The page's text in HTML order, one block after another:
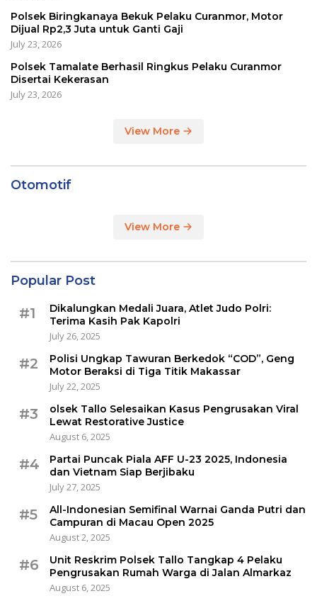
Polsek Biringkanaya Bekuk Pelaku Curanmor, Motor
Dijual Rp2,3 Juta untuk Ganti Gaji
July 23, 2026
Polsek Tamalate Berhasil Ringkus Pelaku Curanmor
Disertai Kekerasan
July 23, 2026
View More
Otomotif
View More
Popular Post
#1
Dikalungkan Medali Juara, Atlet Judo Polri:
Terima Kasih Pak Kapolri
July 26, 2025
#2
Polisi Ungkap Tawuran Berkedok “COD”, Geng
Motor Beraksi di Tiga Titik Makassar
July 22, 2025
#3
olsek Tallo Selesaikan Kasus Pengrusakan Viral
Lewat Restorative Justice
August 6, 2025
#4
Partai Puncak Piala AFF U-23 2025, Indonesia
dan Vietnam Siap Berjibaku
July 27, 2025
#5
All-Indonesian Semifinal Warnai Ganda Putri dan
Campuran di Macau Open 2025
August 2, 2025
#6
Unit Reskrim Polsek Tallo Tangkap 4 Pelaku
Pengrusakan Rumah Warga di Jalan Almarkaz
August 6, 2025